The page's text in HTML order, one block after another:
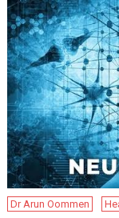
Dr Arun Oommen